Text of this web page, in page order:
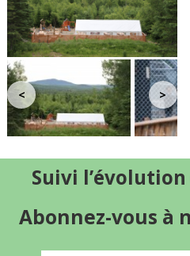
< >
Suivi
Abonnez-vous